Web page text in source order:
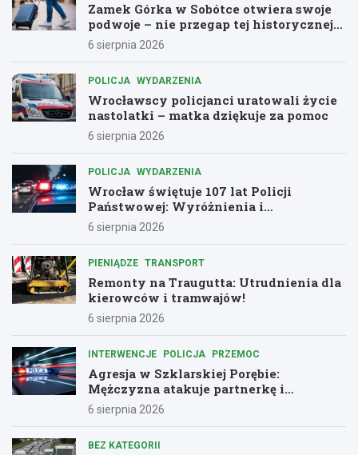
Zamek Górka w Sobótce otwiera swoje
podwoje – nie przegap tej historycznej
przygody!
6 sierpnia 2026
POLICJA WYDARZENIA
Wrocławscy policjanci uratowali życie
nastolatki – matka dziękuje za pomoc
6 sierpnia 2026
POLICJA WYDARZENIA
Wrocław świętuje 107 lat Policji
Państwowej: Wyróżnienia i
podziękowania dla bohaterów służby
6 sierpnia 2026
PIENIĄDZE TRANSPORT
Remonty na Traugutta: Utrudnienia dla
kierowców i tramwajów!
6 sierpnia 2026
INTERWENCJE POLICJA PRZEMOC
Agresja w Szklarskiej Porębie:
Mężczyzna atakuje partnerkę i
policjantów butelką
6 sierpnia 2026
BEZ KATEGORII